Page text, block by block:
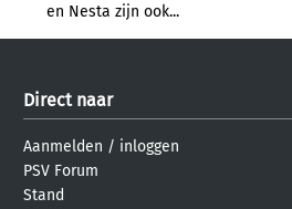
en Nesta zijn ook...
Direct naar
Aanmelden / inloggen
PSV Forum
Stand